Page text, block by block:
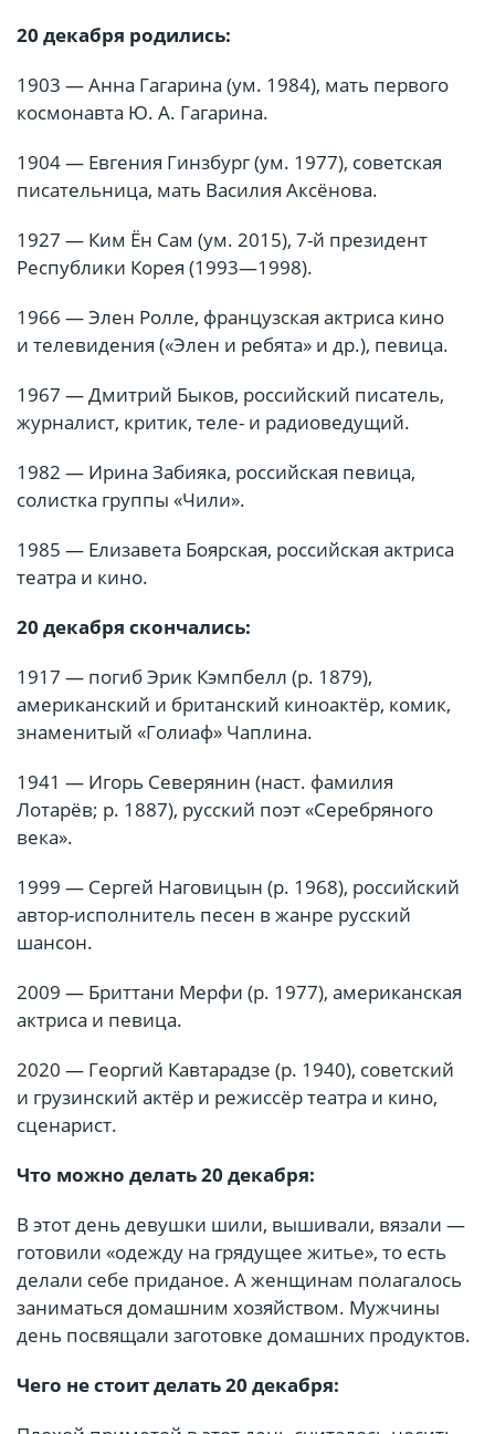
20 декабря родились:
1903 — Анна Гагарина (ум. 1984), мать первого
космонавта Ю. А. Гагарина.
1904 — Евгения Гинзбург (ум. 1977), советская
писательница, мать Василия Аксёнова.
1927 — Ким Ён Сам (ум. 2015), 7-й президент
Республики Корея (1993—1998).
1966 — Элен Ролле, французская актриса кино
и телевидения («Элен и ребята» и др.), певица.
1967 — Дмитрий Быков, российский писатель,
журналист, критик, теле- и радиоведущий.
1982 — Ирина Забияка, российская певица,
солистка группы «Чили».
1985 — Елизавета Боярская, российская актриса
театра и кино.
20 декабря скончались:
1917 — погиб Эрик Кэмпбелл (р. 1879),
американский и британский киноактёр, комик,
знаменитый «Голиаф» Чаплина.
1941 — Игорь Северянин (наст. фамилия
Лотарёв; р. 1887), русский поэт «Серебряного
века».
1999 — Сергей Наговицын (р. 1968), российский
автор-исполнитель песен в жанре русский
шансон.
2009 — Бриттани Мерфи (р. 1977), американская
актриса и певица.
2020 — Георгий Кавтарадзе (р. 1940), советский
и грузинский актёр и режиссёр театра и кино,
сценарист.
Что можно делать 20 декабря:
В этот день девушки шили, вышивали, вязали —
готовили «одежду на грядущее житье», то есть
делали себе приданое. А женщинам полагалось
заниматься домашним хозяйством. Мужчины
день посвящали заготовке домашних продуктов.
Чего не стоит делать 20 декабря: